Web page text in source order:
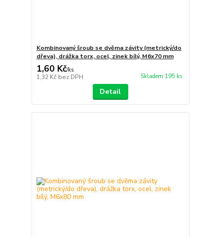
Kombinovaný šroub se dvěma závity (metrický/do
dřeva), drážka torx, ocel, zinek bílý, M6x70 mm
1,60 Kč/ks
1,32 Kč bez DPH Skladem 195 ks
Detail